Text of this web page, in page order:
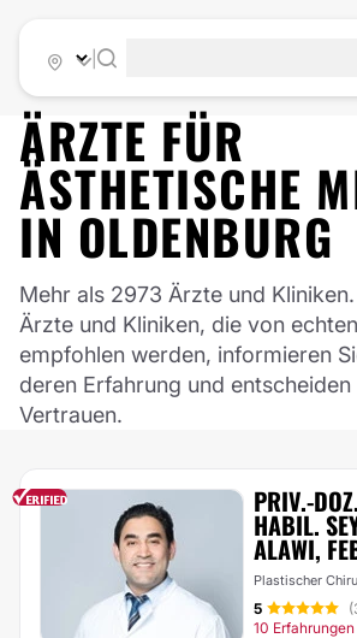
ÄRZTE FÜR
ÄSTHETISCHE
IN OLDENBURG
Mehr als 2973 Ärzte und
Ärzte und Kliniken, die von
empfohlen werden, informieren
deren Erfahrung und
Vertrauen.
PRIV.-
HABIL.
ALAWI,
Plastischer
5
10 Erfahrungen